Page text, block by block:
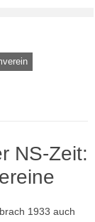
NS-Zeit:
1933 auch